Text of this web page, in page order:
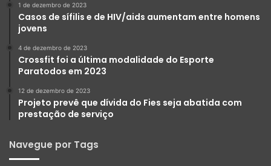
1 de dezembro de 2023
Casos de sífilis e de HIV/aids aumentam entre homens
jovens
4 de dezembro de 2023
Crossfit foi a última modalidade do Esporte
Paratodos em 2023
12 de dezembro de 2023
Projeto prevê que dívida do Fies seja abatida com
prestação de serviço
Navegue por Tags